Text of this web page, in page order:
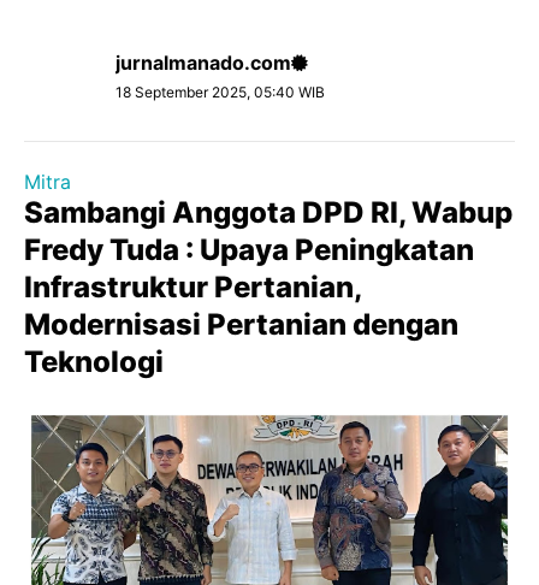
jurnalmanado.com
18 September 2025, 05:40 WIB
Mitra
Sambangi Anggota DPD RI, Wabup
Fredy Tuda : Upaya Peningkatan
Infrastruktur Pertanian,
Modernisasi Pertanian dengan
Teknologi